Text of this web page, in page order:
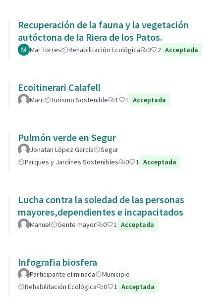
Recuperación de la fauna y la vegetación
autóctona de la Riera de los Patos.
Mar Torres Rehabilitación Ecológica 0 2 Acceptada
Ecoitinerari Calafell
Marc Turismo Sostenible 1 1 Acceptada
Pulmón verde en Segur
Jonatan López García
Segur
Parques y Jardines Sostenibles
0 1 Acceptada
Lucha contra la soledad de las personas
mayores,dependientes e incapacitados
Manuel Gente mayor 0 1 Acceptada
Infografia biosfera
Participante eliminada
Municipio
Rehabilitación Ecológica
0 1 Acceptada